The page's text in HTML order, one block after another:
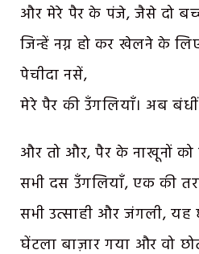
और मेरे पैर के पंजे, जैसे दो
जिन्हें नग्न हो कर खेलने के
पेचीदा नसें,
मेरे पैर की उँगलियाँ। अब बंधीं
और तो और, पैर के नाखूनों
सभी दस उँगलियाँ, एक की
सभी उत्साही और जंगली, यह
घेंटला बाज़ार गया और वो